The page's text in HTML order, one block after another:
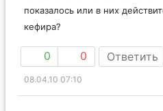
показалось или в них
кефира?
0 0 Ответить
08.04.10 07:10